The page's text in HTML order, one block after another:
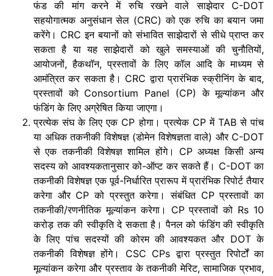
फंड की मांग करने में रुचि रखने वाले साझेदार C-DOT
सहयोगात्मक अनुसंधान सेल (CRC) को एक रुचि का बयान जमा
करेंगे। CRC इन बयानों को संभावित साझेदारों से सीधे प्राप्त कर
सकता है या यह साझेदारों को खुले समस्याओं की चुनौतियों,
आयोजनों, हैकथॉन, प्रस्तावों के लिए कॉल आदि के माध्यम से
आमंत्रित कर सकता है। CRC द्वारा प्रारंभिक स्क्रीनिंग के बाद,
प्रस्तावों को Consortium Panel (CP) के मूल्यांकन और
फंडिंग के लिए अग्रेषित किया जाएगा।
प्रत्येक संघ के लिए एक CP होगा। प्रत्येक CP में TAB से पांच
या अधिक तकनीकी विशेषज्ञ (डोमेन विशेषज्ञता वाले) और C-DOT
से एक तकनीकी विशेषज्ञ शामिल होंगे। CP अध्यक्ष किसी अन्य
सदस्य को आवश्यकतानुसार को-ऑप्ट कर सकते हैं। C-DOT का
तकनीकी विशेषज्ञ एक पूर्व-निर्धारित प्रारूप में प्रारंभिक रिपोर्ट तैयार
करेगा और CP को प्रस्तुत करेगा। संबंधित CP प्रस्तावों का
तकनीकी/रणनीतिक मूल्यांकन करेगा। CP प्रस्तावों को Rs 10
करोड़ तक की स्वीकृति दे सकता है। पैनल को फंडिंग की स्वीकृति
के लिए पांच सदस्यों की कोरम की आवश्यकत और DOT के
तकनीकी विशेषज्ञ होंगे। CSC CPs द्वारा प्रस्तुत रिपोर्टों का
मूल्यांकन करेगा और प्रस्ताव के तकनीकी मेरिट, सामाजिक प्रभाव,